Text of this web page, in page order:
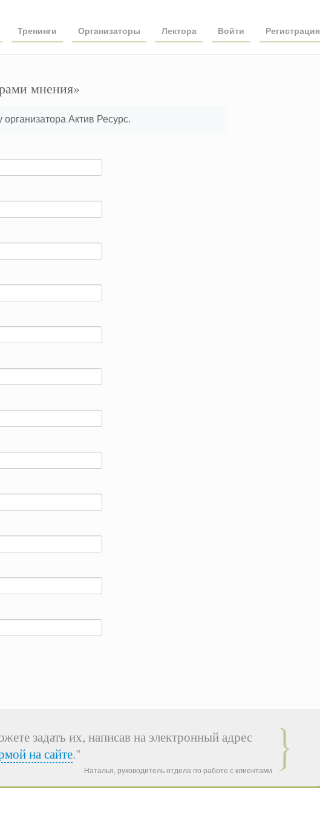
Тренинги Организаторы Лектора Войти Регистрация
мнения»
Актив Ресурс.
задать их, написав на электронный адрес
на сайте."
Наталья, руководитель отдела по работе с клиентами